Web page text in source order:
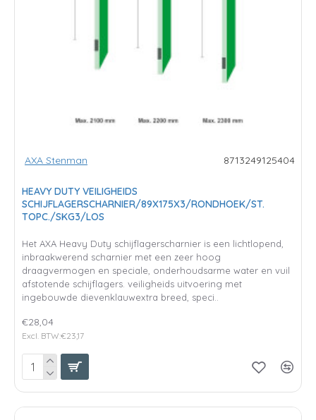
AXA Stenman 8713249125404
HEAVY DUTY VEILIGHEIDS
SCHIJFLAGERSCHARNIER/89X175X3/RONDHOEK/ST.
TOPC./SKG3/LOS
Het AXA Heavy Duty schijflagerscharnier is een lichtlopend,
inbraakwerend scharnier met een zeer hoog
draagvermogen en speciale, onderhoudsarme water en vuil
afstotende schijflagers. veiligheids uitvoering met
ingebouwde dievenklauwextra breed, speci..
€28,04
Excl. BTW:€23,17